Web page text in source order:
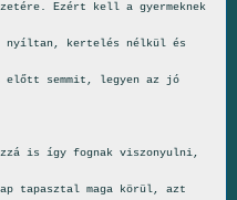
Ezért kell a gyermeknek
nyíltan, kertelés nélkül és
előtt semmit, legyen az jó
is így fognak viszonyulni,
tapasztal maga körül, azt